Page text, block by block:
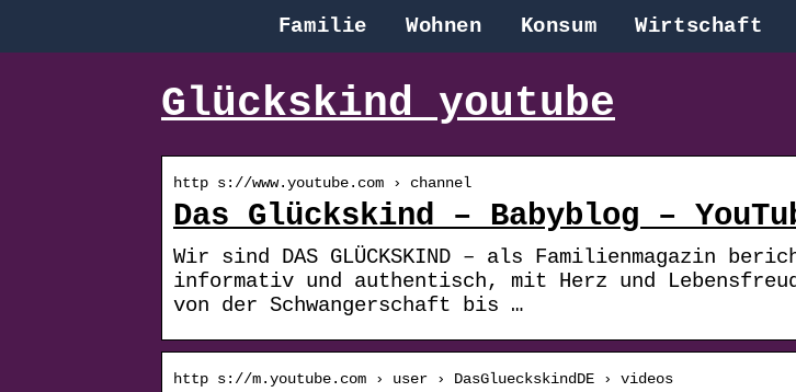
Familie Wohnen Konsum Wirtschaft
Glückskind youtube
http s://www.youtube.com › channel
Das Glückskind – Babyblog –
Wir sind DAS GLÜCKSKIND – als Familienmagazin
informativ und authentisch, mit Herz und
von der Schwangerschaft bis …
http s://m.youtube.com › user › DasGlueckskindDE › videos